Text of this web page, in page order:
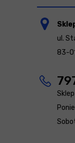
ul.
83-